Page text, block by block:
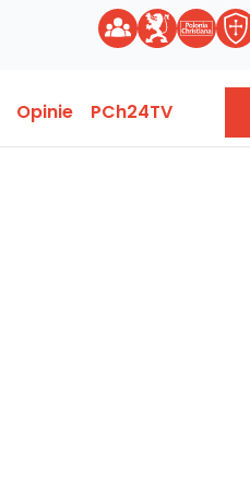
Opinie PCh24TV